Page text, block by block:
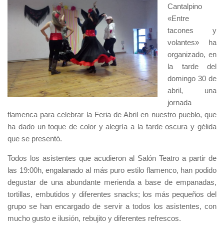
Cantalpino
«Entre
tacones y
volantes» ha
organizado, en
la tarde del
domingo 30 de
abril, una
jornada
flamenca para celebrar la Feria de Abril en nuestro pueblo, que
ha dado un toque de color y alegría a la tarde oscura y gélida
que se presentó.
Todos los asistentes que acudieron al Salón Teatro a partir de
las 19:00h, engalanado al más puro estilo flamenco, han podido
degustar de una abundante merienda a base de empanadas,
tortillas, embutidos y diferentes snacks; los más pequeños del
grupo se han encargado de servir a todos los asistentes, con
mucho gusto e ilusión, rebujito y diferentes refrescos.